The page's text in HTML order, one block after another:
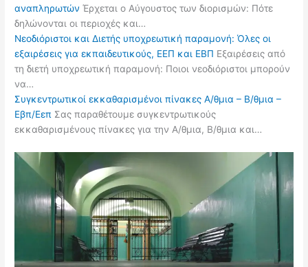
αναπληρωτών Έρχεται ο Αύγουστος των διορισμών: Πότε
δηλώνονται οι περιοχές και…
Νεοδιόριστοι και Διετής υποχρεωτική παραμονή: Όλες οι
εξαιρέσεις για εκπαιδευτικούς, ΕΕΠ και ΕΒΠ Εξαιρέσεις από
τη διετή υποχρεωτική παραμονή: Ποιοι νεοδιόριστοι μπορούν
να…
Συγκεντρωτικοί εκκαθαρισμένοι πίνακες Α/θμια – Β/θμια –
Εβπ/Εεπ Σας παραθέτουμε συγκεντρωτικούς
εκκαθαρισμένους πίνακες για την Α/θμια, Β/θμια και…